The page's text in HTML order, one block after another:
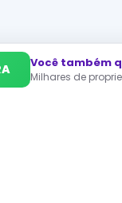
Você também
Milhares de